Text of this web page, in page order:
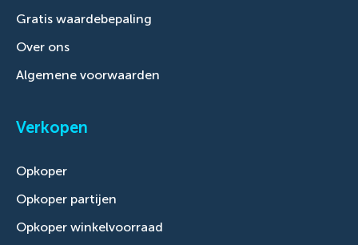
Gratis waardebepaling
Over ons
Algemene voorwaarden
Verkopen
Opkoper
Opkoper partijen
Opkoper winkelvoorraad